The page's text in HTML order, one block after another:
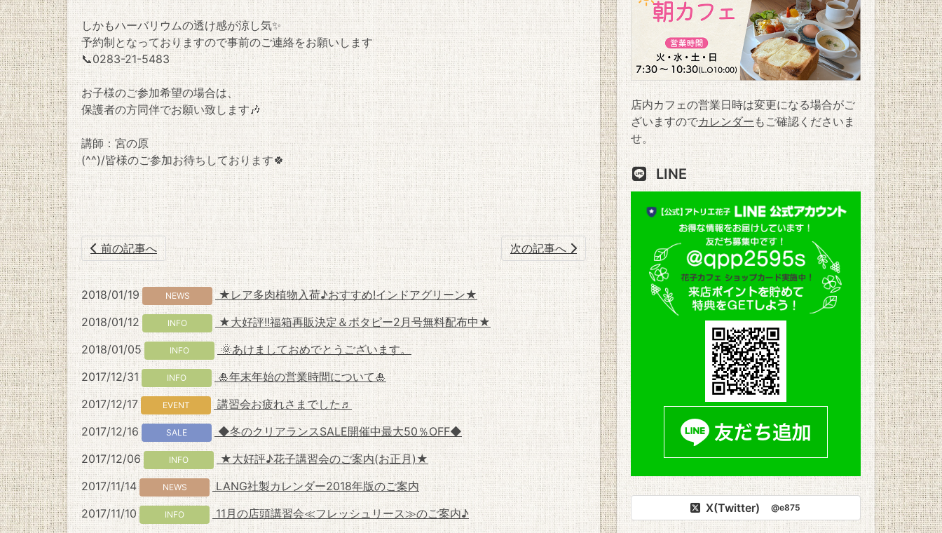
しかもハーバリウムの透け感が涼し気✨
予約制となっておりますので事前のご連絡をお願いします
📞0283-21-5483
お子様のご参加希望の場合は、
保護者の方同伴でお願い致します🎶
講師：宮の原
(^^)/皆様のご参加お待ちしております🍀
前の記事へ 次の記事へ
2018/01/19 NEWS
★レア多肉植物入荷♪おすすめ!インドアグリーン★
2018/01/12
INFO
★大好評!!福箱再販決定＆ボタピー2月号無料配布中★
2018/01/05
INFO
🌞あけましておめでとうございます。
2017/12/31
INFO
🎍年末年始の営業時間について🎍
2017/12/17
EVENT
講習会お疲れさまでした♬
2017/12/16
SALE
◆冬のクリアランスSALE開催中最大50％OFF◆
2017/12/06
INFO
★大好評♪花子講習会のご案内(お正月)★
2017/11/14
NEWS
LANG社製カレンダー2018年版のご案内
2017/11/10
INFO
11月の店頭講習会≪フレッシュリース≫のご案内♪
店内カフェの営業日時は変更になる場合がご
ざいますのでカレンダーもご確認くださいま
せ。
LINE
X(Twitter) @e875